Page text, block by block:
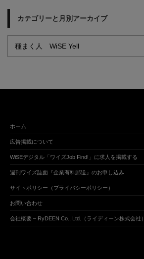
カテゴリーと月別アーカイブ
ホーム
広告掲載について
WiSEデジタル「ワイズJob Find!」に求人を掲載する
週刊ワイズ誌面『企業有料郵送』のお申し込み
サイトポリシー（プライバシーポリシー）
お問い合わせ
会社概要 – RyDEEN Co., Ltd.（ライディーン株式会社）